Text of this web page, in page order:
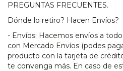
PREGUNTAS FRECUENTES.
Dónde lo retiro? Hacen Envíos?
- Envíos: Hacemos envíos a
con Mercado Envíos (podes
producto con la tarjeta de
te convenga más. En caso de